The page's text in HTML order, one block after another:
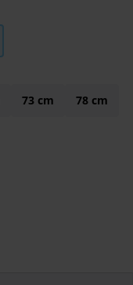
73 cm 78 cm